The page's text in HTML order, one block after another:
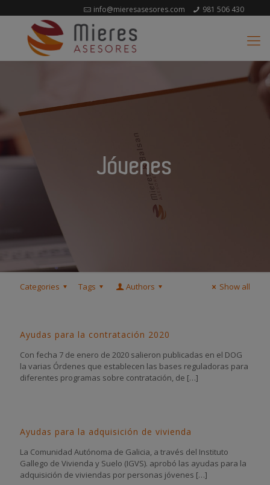
981 506 430
info@mieresasesores.com
Jóvenes
Categories Tags Authors Show all
Ayudas para la contratación 2020
Con fecha 7 de enero de 2020 salieron publicadas en el DOG
la varias Órdenes que establecen las bases reguladoras para
diferentes programas sobre contratación, de […]
Ayudas para la adquisición de vivienda
La Comunidad Autónoma de Galicia, a través del Instituto
Gallego de Vivienda y Suelo (IGVS). aprobó las ayudas para la
adquisición de viviendas por personas jóvenes […]